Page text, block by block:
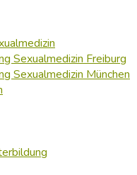
Sexualmedizin Freiburg
Sexualmedizin München